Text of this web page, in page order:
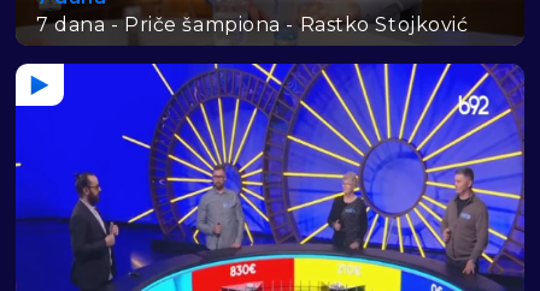
7 dana - Priče šampiona - Rastko Stojković